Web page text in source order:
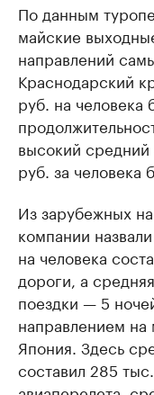
По данным
майские
направлений
Краснодарский
руб. на человека
высокий средний
руб. за человека
Из зарубежных
компании
на человека
дороги, а
поездки — 5
направлением на
Япония. Здесь
составил 285